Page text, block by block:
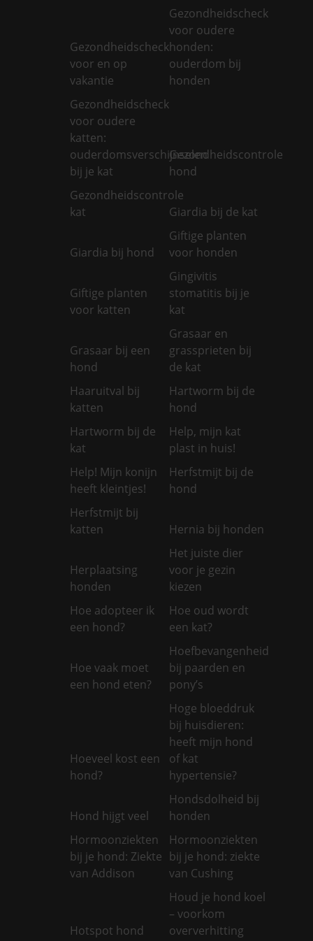
Gezondheidscheck
voor en op
vakantie
Gezondheidscheck
voor oudere
honden:
ouderdom bij
honden
Gezondheidscheck
voor oudere
katten:
ouderdomsverschijnselen
bij je kat
Gezondheidscontrole
hond
Gezondheidscontrole
kat
Giardia bij de kat
Giardia bij hond
Giftige planten
voor honden
Giftige planten
voor katten
Gingivitis
stomatitis bij je
kat
Grasaar bij een
hond
Grasaar en
grassprieten bij
de kat
Haaruitval bij
katten
Hartworm bij de
hond
Hartworm bij de
kat
Help, mijn kat
plast in huis!
Help! Mijn konijn
heeft kleintjes!
Herfstmijt bij de
hond
Herfstmijt bij
katten
Hernia bij honden
Herplaatsing
honden
Het juiste dier
voor je gezin
kiezen
Hoe adopteer ik
een hond?
Hoe oud wordt
een kat?
Hoe vaak moet
een hond eten?
Hoefbevangenheid
bij paarden en
pony’s
Hoeveel kost een
hond?
Hoge bloeddruk
bij huisdieren:
heeft mijn hond
of kat
hypertensie?
Hond hijgt veel
Hondsdolheid bij
honden
Hormoonziekten
bij je hond: Ziekte
van Addison
Hormoonziekten
bij je hond: ziekte
van Cushing
Hotspot hond
Houd je hond koel
– voorkom
oververhitting